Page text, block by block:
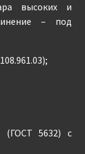
высоких и
– под
(ГОСТ 5632) с